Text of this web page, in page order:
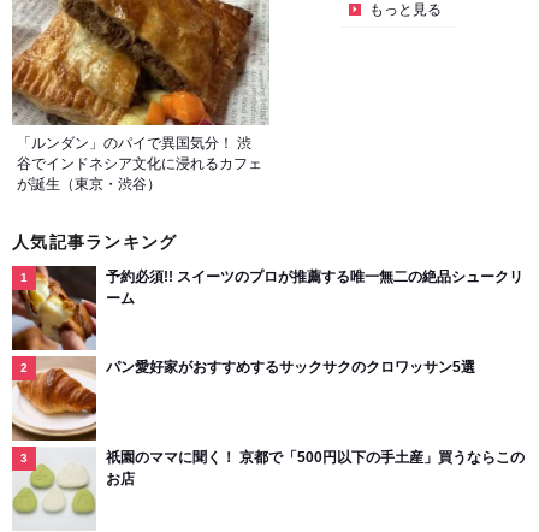
「ルンダン」のパイで異国気分！ 渋
谷でインドネシア文化に浸れるカフェ
が誕生（東京・渋谷）
もっと見る
人気記事ランキング
予約必須!! スイーツのプロが推薦する唯一無二の絶品シュークリ
ーム
パン愛好家がおすすめするサックサクのクロワッサン5選
祇園のママに聞く！ 京都で「500円以下の手土産」買うならこの
お店